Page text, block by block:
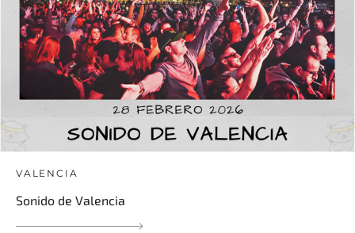
VALENCIA
Sonido de Valencia